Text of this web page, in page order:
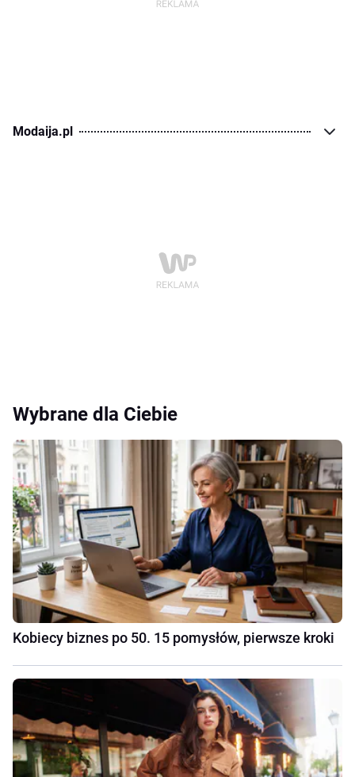
Modaija.pl
Wybrane dla Ciebie
Kobiecy biznes po 50. 15 pomysłów, pierwsze kroki